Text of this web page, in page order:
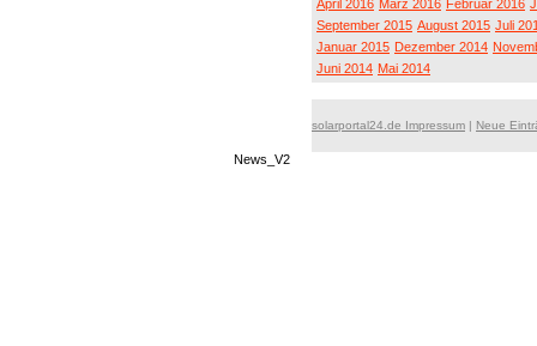
April 2016 März 2016 Februar 2016
September 2015 August 2015 Juli
Januar 2015 Dezember 2014
Juni 2014 Mai 2014
solarportal24.de Impressum | Neue
News_V2